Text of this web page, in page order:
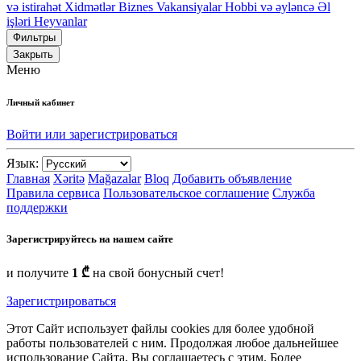
və istirahət Xidmətlər Biznes Vakansiyalar Hobbi və əyləncə Əl
işləri Heyvanlar
Фильтры
Закрыть
Меню
Личный кабинет
Войти или зарегистрироваться
Язык:
Главная Xəritə Mağazalar Bloq Добавить объявление
Правила сервиса Пользовательское соглашение Служба
поддержки
Зарегистрируйтесь на нашем сайте
и получите 1 ₾ на свой бонусный счет!
Зарегистрироваться
Этот Сайт использует файлы cookies для более удобной
работы пользователей с ним. Продолжая любое дальнейшее
использование Сайта, Вы соглашаетесь с этим. Более